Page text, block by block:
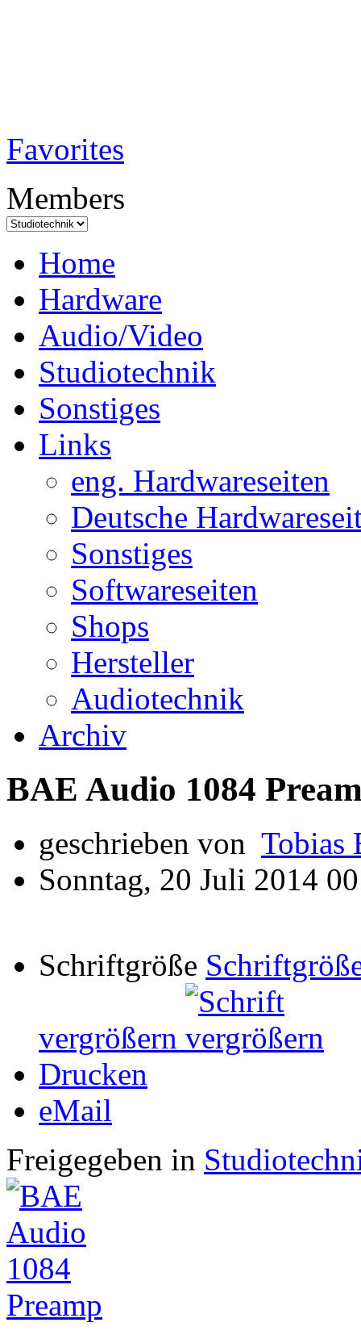
Favorites
Members
Home
Hardware
Audio/Video
Studiotechnik
Sonstiges
Links
eng. Hardwareseiten
Deutsche
Sonstiges
Softwareseiten
Shops
Hersteller
Audiotechnik
Archiv
BAE Audio 1084
geschrieben von Tobias
Sonntag, 20 Juli 2014
Schriftgröße
vergrößern
Drucken
eMail
Freigegeben in